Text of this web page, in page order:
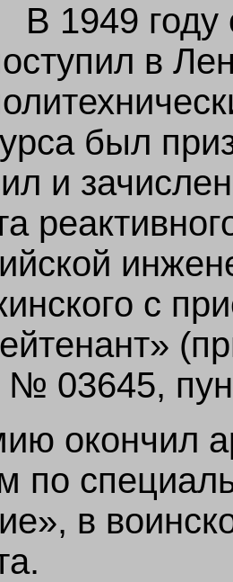
В 1949
в
был
и
с
№ 03645,
окончил
по
в